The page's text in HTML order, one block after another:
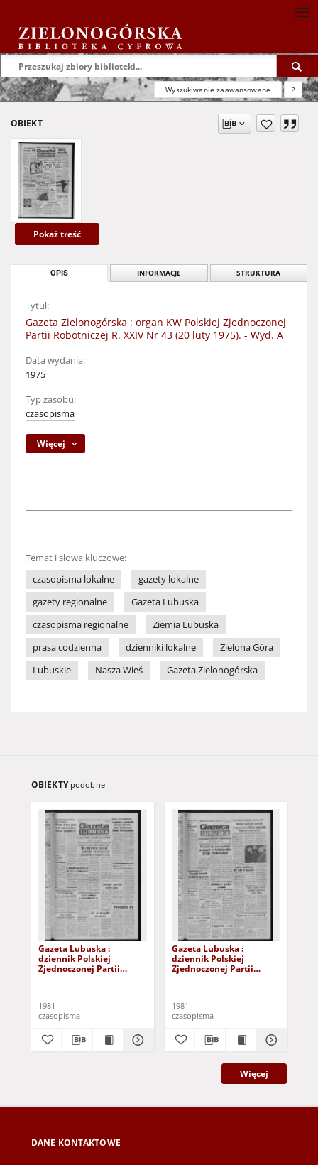
Wyszukiwanie zaawansowane ?
OBIEKT
Pokaż treść
OPIS INFORMACJE STRUKTURA
Tytuł:
Gazeta Zielonogórska : organ KW Polskiej Zjednoczonej
Partii Robotniczej R. XXIV Nr 43 (20 luty 1975). - Wyd. A
Data wydania:
1975
Typ zasobu:
czasopisma
Więcej
Temat i słowa kluczowe:
czasopisma lokalne
gazety lokalne
gazety regionalne
Gazeta Lubuska
czasopisma regionalne
Ziemia Lubuska
prasa codzienna
dzienniki lokalne
Zielona Góra
Lubuskie
Nasza Wieś Gazeta Zielonogórska
OBIEKTY podobne
Gazeta Lubuska :
dziennik Polskiej
Zjednoczonej Partii
Wyd. A
1981
czasopisma
Gazeta Lubuska :
dziennik Polskiej
Zjednoczonej Partii
Wyd. A
1981
czasopisma
Więcej
DANE KONTAKTOWE